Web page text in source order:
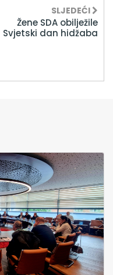
SLJEDEĆI
Žene SDA obilježile
Svjetski dan hidžaba